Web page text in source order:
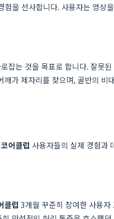
을 선사합니다. 사용자는 영상
는 것을 목표로 합니다. 잘못
가 제자리를 찾으며, 골반의
어클럽 사용자들의 실제 경험과
클럽 3개월 꾸준히 참여한 사용